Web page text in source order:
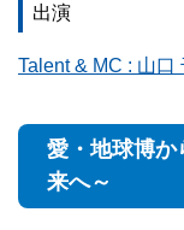
出演
Talent & MC : 山口
愛・地球博か
来へ～